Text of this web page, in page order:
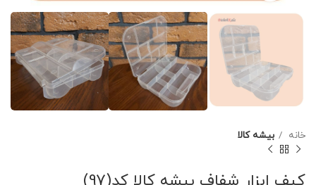
خانه بیشه کالا